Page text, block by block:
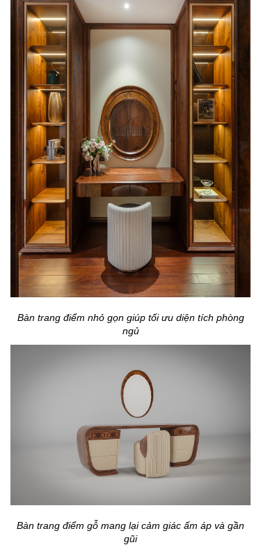
Bàn trang điểm nhỏ gọn giúp tối ưu diện tích phòng
ngủ
Bàn trang điểm gỗ mang lại cảm giác ấm áp và gần
gũi